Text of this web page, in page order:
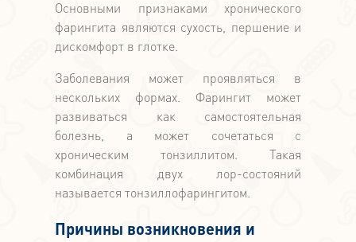
Основными признаками хронического
фарингита являются сухость, першение и
дискомфорт в глотке.
Заболевания может проявляться в
нескольких формах. Фарингит может
развиваться как самостоятельная
болезнь, а может сочетаться с
хроническим тонзиллитом. Такая
комбинация двух лор-состояний
называется тонзиллофарингитом.
Причины возникновения и